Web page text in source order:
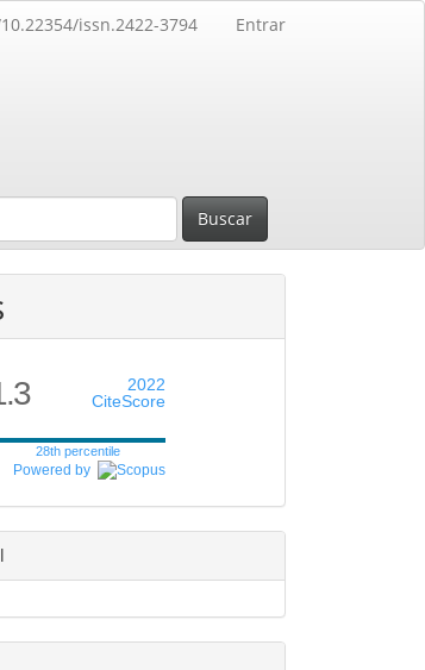
issn.2422-3794 Entrar
Buscar
2022
CiteScore
28th percentile
Powered by